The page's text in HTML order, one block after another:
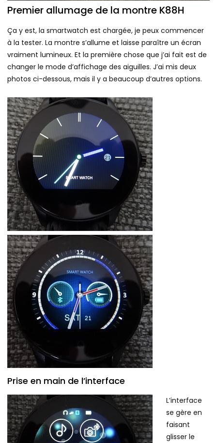
Premier allumage de la montre K88H
Ça y est, la smartwatch est chargée, je peux commencer
à la tester. La montre s’allume et laisse paraître un écran
vraiment lumineux. Et la première chose que j’ai fait est de
changer le mode d’affichage des aiguilles. J’ai mis deux
photos ci-dessous, mais il y a beaucoup d’autres options.
Prise en main de l’interface
L’interface
se gère en
faisant
glisser le